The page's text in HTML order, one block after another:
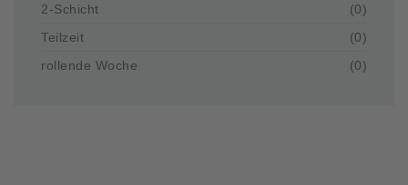
2-Schicht
(0)
Teilzeit
(0)
rollende Woche
(0)